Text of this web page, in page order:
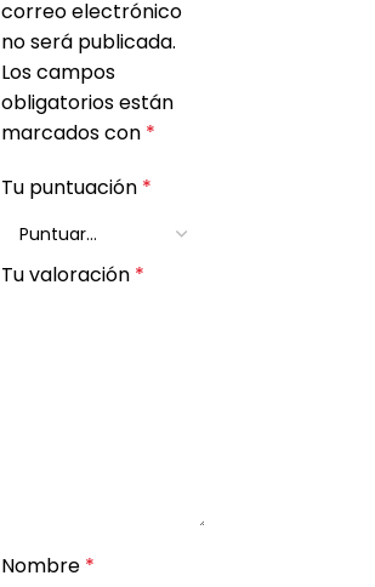
correo electrónico
no será publicada.
Los campos
obligatorios están
marcados con *
Tu puntuación *
Tu valoración *
Nombre *